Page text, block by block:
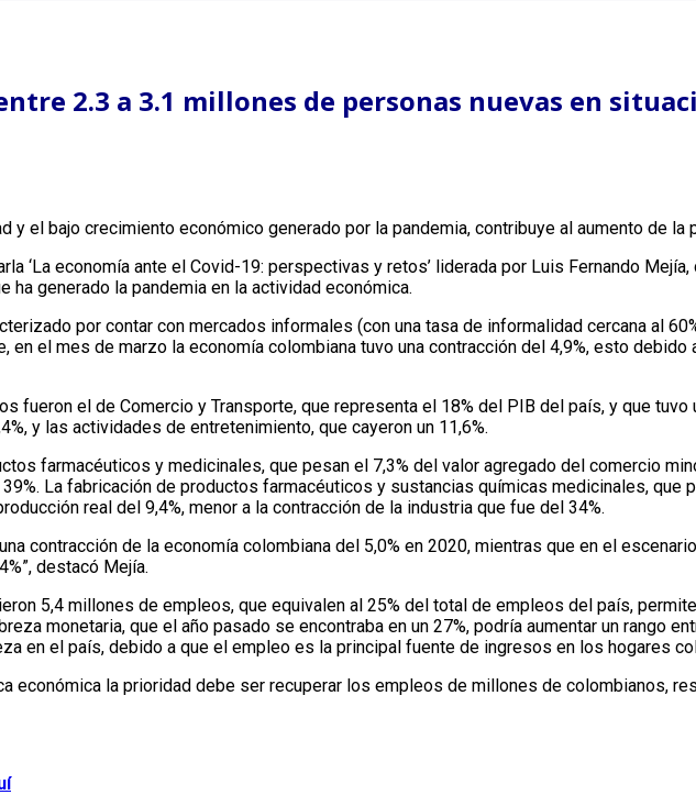
2.3 a 3.1 millones de personas nuevas en
y el bajo crecimiento económico generado por la pandemia, contribuye al aumento de
‘La economía ante el Covid-19: perspectivas y retos’ liderada por Luis Fernando
ha generado la pandemia en la actividad económica.
por contar con mercados informales (con una tasa de informalidad cercana al
en el mes de marzo la economía colombiana tuvo una contracción del 4,9%, esto
fueron el de Comercio y Transporte, que representa el 18% del PIB del país, y que tuvo
y las actividades de entretenimiento, que cayeron un 11,6%.
farmacéuticos y medicinales, que pesan el 7,3% del valor agregado del comercio
La fabricación de productos farmacéuticos y sustancias químicas medicinales, que
real del 9,4%, menor a la contracción de la industria que fue del 34%.
contracción de la economía colombiana del 5,0% en 2020, mientras que en el
destacó Mejía.
5,4 millones de empleos, que equivalen al 25% del total de empleos del país,
monetaria, que el año pasado se encontraba en un 27%, podría aumentar un rango
en el país, debido a que el empleo es la principal fuente de ingresos en los hogares
económica la prioridad debe ser recuperar los empleos de millones de colombianos,